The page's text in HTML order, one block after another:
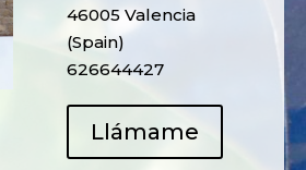
46005 Valencia
(Spain)
626644427
Llámame